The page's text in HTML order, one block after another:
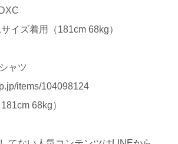
イズ着用（181cm 68kg）
ャツ
items/104098124
68kg）